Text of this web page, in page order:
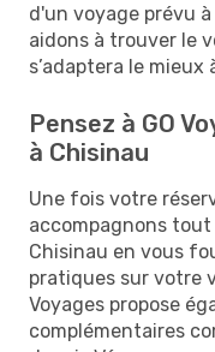
d'un voyage prévu
aidons à trouver le
s’adaptera le mieux
Pensez à GO
à Chisinau
Une fois votre
accompagnons
Chisinau en vous
pratiques sur votre
Voyages propose
complémentaires